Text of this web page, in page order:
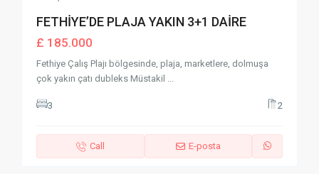
FETHİYE’DE PLAJA YAKIN 3+1 DAİRE
£ 185.000
Fethiye Çalış Plajı bölgesinde, plaja, marketlere, dolmuşa
çok yakın çatı dubleks Müstakil ...
3 2
Call E-posta